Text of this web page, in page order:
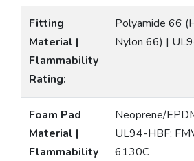
Fitting
Material |
Flammability
Rating:
Polyamide 66
Nylon 66) |
Foam Pad
Material |
Flammability
Neoprene/
UL94-HBF;
6130C